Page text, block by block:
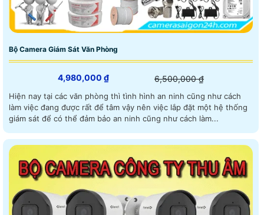
Bộ Camera Giám Sát Văn Phòng
4,980,000 ₫ 6,500,000 ₫
Hiện nay tại các văn phòng thì tình hình an ninh cũng như cách
làm việc đang được rất để tâm vậy nên việc lắp đặt một hệ thống
giám sát để có thể đảm bảo an ninh cũng như cách làm...